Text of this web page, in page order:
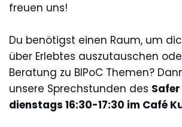
freuen uns!
Du benötigst einen Raum, um
über Erlebtes auszutauschen
Beratung zu BIPoC Themen?
unsere Sprechstunden des
dienstags 16:30-17:30 im Café